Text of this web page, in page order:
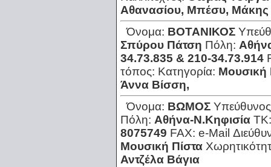
Αθανασίου, Μπέσυ, Μάκης
Όνομα: ΒΟΤΑΝΙΚΟΣ
Σπύρου Πάτση Πόλη:
34.73.835 & 210-34.73.914
τόπος: Κατηγορία: Μουσική
Άννα Βίσση,
Όνομα: ΒΩΜΟΣ
Πόλη: Αθήνα-Ν.Κηφισία
8075749 FAX: e-Mail
Μουσική Πίστα
Αντζέλα Βάγια